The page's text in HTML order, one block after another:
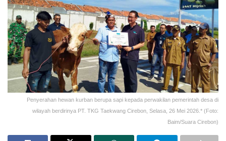
Penyerahan hewan kurban berupa sapi kepada perwakilan pemerintah desa di
wilayah berdirinya PT. TKG Taekwang Cirebon, Selasa, 26 Mei 2026.* (Foto:
Baim/Suara Cirebon)